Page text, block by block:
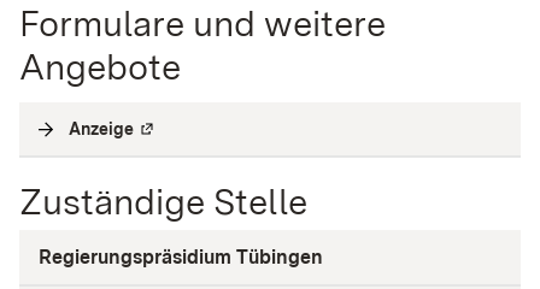
Formulare und weitere
Angebote
Anzeige Externe Verlinkung
Zuständige Stelle
Regierungspräsidium Tübingen